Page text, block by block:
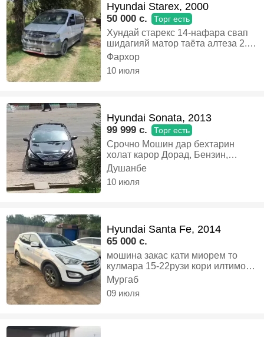
Hyundai Starex, 2000
50 000 c. Торг есть
Хундай старекс 14-нафара свап
шидагияй матор таёта алтеза 2.0
каробка передача 6 тага
механика дари салон автоматики
4 диска r16 BMW нав бу не ! Хучат
Механика, Микроавтобус
Фархор
10 июля
Hyundai Sonata, 2013
99 999 c. Торг есть
Срочно Мошин дар бехтарин
холат карор Дорад, Бензин,
Автомат, Седан
Душанбе
10 июля
Hyundai Santa Fe, 2014
65 000 c.
мошина закас кати миорем то
кулмара 15-22рузи кори илтимос
авал фикр кненимаслихат кнен
бад.занг занен, Бензин, Автомат,
Кроссовер
Мургаб
09 июля